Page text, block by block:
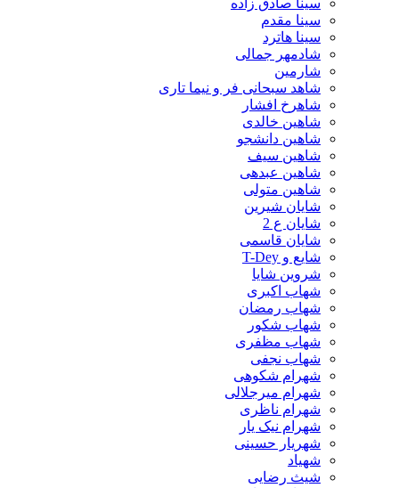
سینا صادق زاده
سینا مقدم
سینا هاترد
شادمهر جمالی
شارمین
شاهد سبحانی فر و نیما تاری
شاهرخ افشار
شاهین خالدی
شاهین دانشجو
شاهین سیف
شاهین عبدهی
شاهین متولی
شایان شیرین
شایان ع 2
شایان قاسمی
شایع و T-Dey
شروین شایا
شهاب اکبری
شهاب رمضان
شهاب شکور
شهاب مظفری
شهاب نجفی
شهرام شکوهی
شهرام میرجلالی
شهرام ناظری
شهرام نیک یار
شهریار حسینی
شهیاد
شیث رضایی